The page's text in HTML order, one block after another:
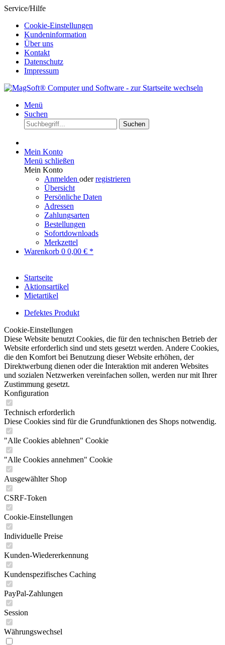
Service/Hilfe
Cookie-Einstellungen
Kundeninformation
Über uns
Kontakt
Datenschutz
Impressum
Menü
Suchen
Suchen
Mein Konto
Menü schließen
Mein Konto
Anmelden oderregistrieren
Übersicht
Persönliche Daten
Adressen
Zahlungsarten
Bestellungen
Sofortdownloads
Merkzettel
Warenkorb 0 0,00 € *
Startseite
Aktionsartikel
Mietartikel
Defektes Produkt
Cookie-Einstellungen
Diese Website benutzt Cookies, die für den technischen Betrieb der
Website erforderlich sind und stets gesetzt werden. Andere Cookies,
die den Komfort bei Benutzung dieser Website erhöhen, der
Direktwerbung dienen oder die Interaktion mit anderen Websites
und sozialen Netzwerken vereinfachen sollen, werden nur mit Ihrer
Zustimmung gesetzt.
Konfiguration
Technisch erforderlich
Diese Cookies sind für die Grundfunktionen des Shops notwendig.
"Alle Cookies ablehnen" Cookie
"Alle Cookies annehmen" Cookie
Ausgewählter Shop
CSRF-Token
Cookie-Einstellungen
Individuelle Preise
Kunden-Wiedererkennung
Kundenspezifisches Caching
PayPal-Zahlungen
Session
Währungswechsel